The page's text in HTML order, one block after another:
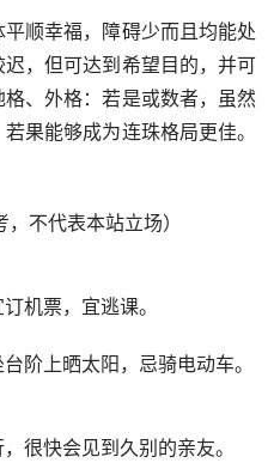
顺幸福，障碍少而且均能处
，但可达到希望目的，并可
、外格：若是或数者，虽然
果能够成为连珠格局更佳。
不代表本站立场）
机票，宜逃课。
阶上晒太阳，忌骑电动车。
很快会见到久别的亲友。